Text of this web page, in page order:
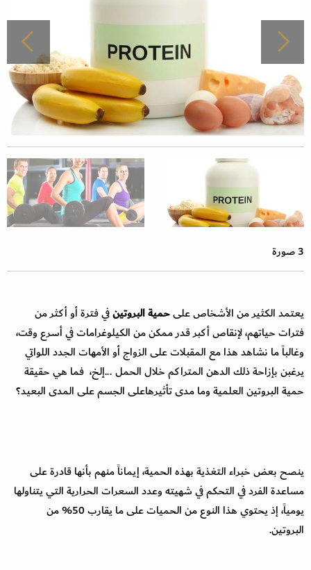
3 صورة
يعتمد الكثير من الأشخاص علىحمية البروتينفي فترة أو أكثر من
فترات حياتهم، لإنقاص أكبر قدر ممكن من الكيلوغرامات في أسرع وقت،
وغالباً ما نشاهد هذا مع المقبلات على الزواج أو الأمهات الجدد اللواتي
يرغبن بإزاحة ذلك الدهن المتراكم خلال الحمل ...إلخ، فما هي حقيقة
حمية البروتين العلمية وما مدى تأثيرهاعلى الجسم على المدى البعيد؟
ينصح بعض خبراء التغذية بهذه الحمية، إيماناً منهم بأنها قادرة على
مساعدة الفرد في التحكم في شهيته وعدد السعرات الحرارية التي يتناولها
يومياً، إذ يحتوي هذا النوع من الحميات على ما يقارب 50% من
البروتين.